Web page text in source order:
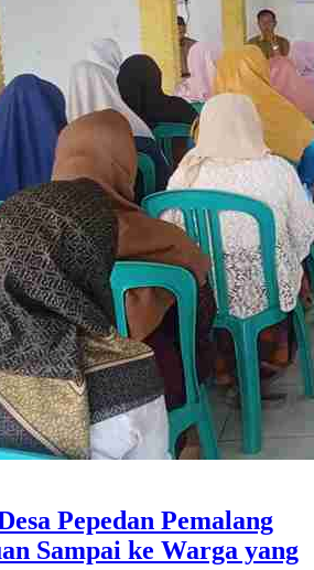
Pepedan Pemalang
Sampai ke Warga yang